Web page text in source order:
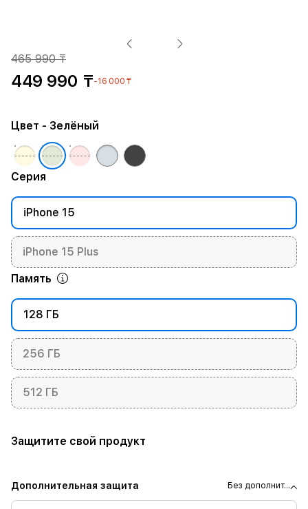
465 990 ₸
449 990 ₸-16 000 ₸
Серия
iPhone 15
iPhone 15 Plus
Память
128 ГБ
256 ГБ
512 ГБ
Цвет - Зелёный
Защитите свой продукт
Дополнительная защита Без дополнит...